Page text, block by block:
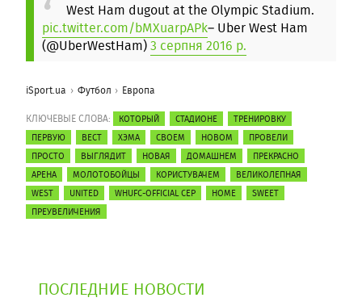
West Ham dugout at the Olympic Stadium.
pic.twitter.com/bMXuarpAPk– Uber West Ham
(@UberWestHam)3 серпня 2016 р.
iSport.ua Футбол Европа
КЛЮЧЕВЫЕ СЛОВА: КОТОРЫЙ СТАДИОНЕ
ТРЕНИРОВКУ
ПЕРВУЮ
ВЕСТ ХЭМА СВОЕМ НОВОМ
ПРОВЕЛИ
ПРОСТО
ВЫГЛЯДИТ НОВАЯ ДОМАШНЕМ
ПРЕКРАСНО
АРЕНА
МОЛОТОБОЙЦЫ КОРИСТУВАЧЕМ
ВЕЛИКОЛЕПНАЯ
WEST
UNITED WHUFC-OFFICIAL СЕР HOME
SWEET
ПРЕУВЕЛИЧЕНИЯ
ПОСЛЕДНИЕ НОВОСТИ